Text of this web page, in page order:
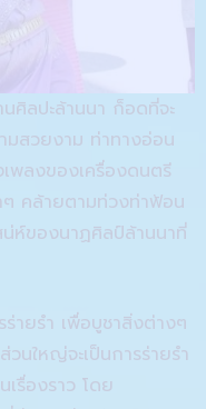
ศิลปะล้านนา ก็อดที่จะ
มสวยงาม ท่าทางอ่อน
พลงของเครื่องดนตรี
คล้ายตามท่วงท่าฟ้อน
น่ห์ของนาฏศิลป์ล้านนาที่
ายรำ เพื่อบูชาสิ่งต่างๆ
นใหญ่จะเป็นการร่ายรำ
เรื่องราว โดย